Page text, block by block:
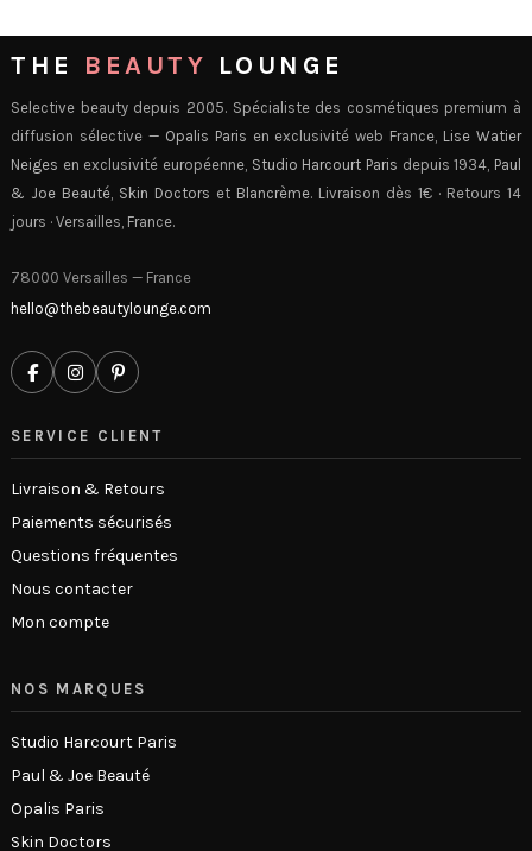
THE BEAUTY LOUNGE
Selective beauty depuis 2005. Spécialiste des cosmétiques premium à
diffusion sélective — Opalis Paris en exclusivité web France, Lise Watier
Neiges en exclusivité européenne, Studio Harcourt Paris depuis 1934, Paul
& Joe Beauté, Skin Doctors et Blancrème. Livraison dès 1€ · Retours 14
jours · Versailles, France.
78000 Versailles — France
hello@thebeautylounge.com
SERVICE CLIENT
Livraison & Retours
Paiements sécurisés
Questions fréquentes
Nous contacter
Mon compte
NOS MARQUES
Studio Harcourt Paris
Paul & Joe Beauté
Opalis Paris
Skin Doctors